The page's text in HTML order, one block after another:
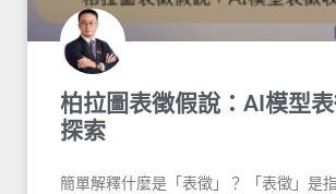
柏拉圖表徵假說：AI模型
探索
簡單解釋什麼是「表徵」？ 「表徵」是